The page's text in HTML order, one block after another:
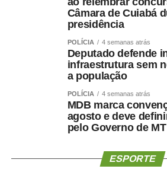
Câmara de Cuiabá
presidência
POLÍCIA 4 semanas atrás
Deputado defende
infraestrutura sem
a população
POLÍCIA 4 semanas atrás
MDB marca
agosto e deve
pelo Governo de MT
ESPORTE